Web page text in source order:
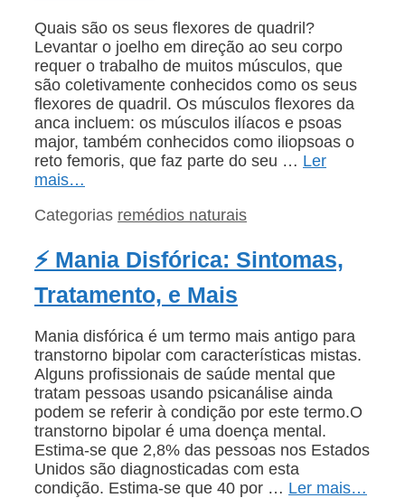
Quais são os seus flexores de quadril?
Levantar o joelho em direção ao seu corpo
requer o trabalho de muitos músculos, que
são coletivamente conhecidos como os seus
flexores de quadril. Os músculos flexores da
anca incluem: os músculos ilíacos e psoas
major, também conhecidos como iliopsoas o
reto femoris, que faz parte do seu … Ler
mais…
Categorias remédios naturais
⚡ Mania Disfórica: Sintomas,
Tratamento, e Mais
Mania disfórica é um termo mais antigo para
transtorno bipolar com características mistas.
Alguns profissionais de saúde mental que
tratam pessoas usando psicanálise ainda
podem se referir à condição por este termo.O
transtorno bipolar é uma doença mental.
Estima-se que 2,8% das pessoas nos Estados
Unidos são diagnosticadas com esta
condição. Estima-se que 40 por … Ler mais…